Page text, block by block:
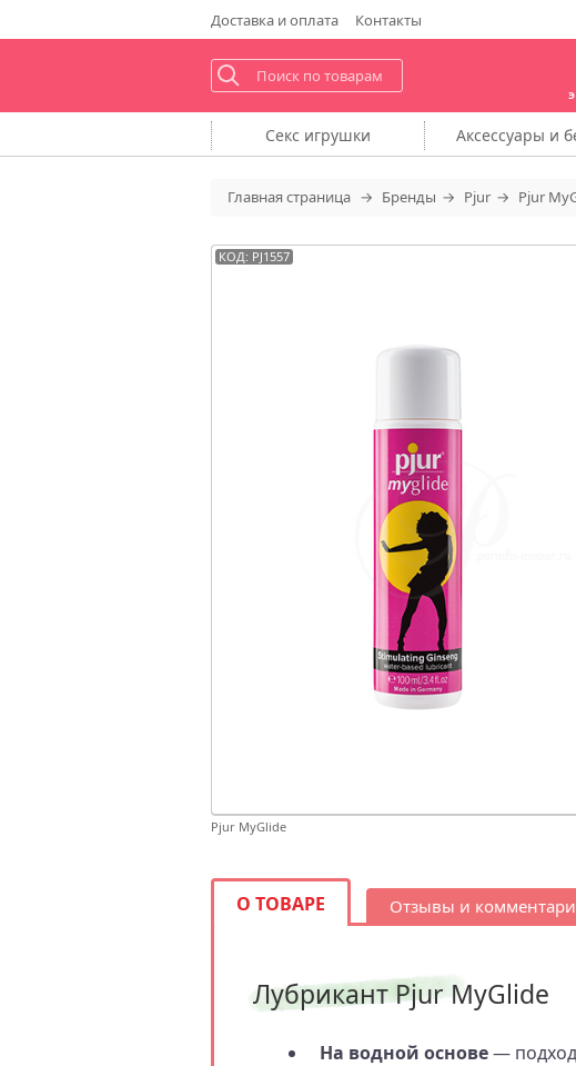
Доставкаи оплата Контакты
Секс игрушки Аксессуары и
Главная страница Бренды Pjur Pjur
Pjur MyGlide
КОД: PJ1557
О ТОВАРЕ Отзывы и
Лубрикант Pjur MyGlide
На водной основе—